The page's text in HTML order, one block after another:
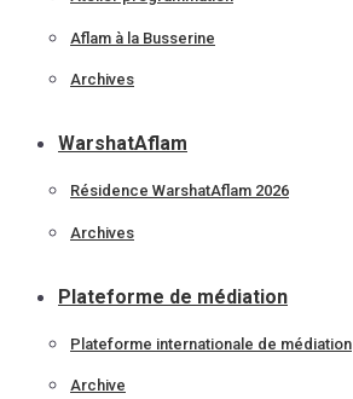
Aflam à la Busserine
Archives
WarshatAflam
Résidence WarshatAflam 2026
Archives
Plateforme de médiation
Plateforme internationale de médiation
Archive